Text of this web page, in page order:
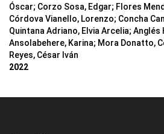
Óscar; Corzo Sosa, Edgar; Flores
Córdova Vianello, Lorenzo; Concha
Quintana Adriano, Elvia Arcelia; Anglés
Ansolabehere, Karina; Mora Donatto,
Reyes, César Iván
2022